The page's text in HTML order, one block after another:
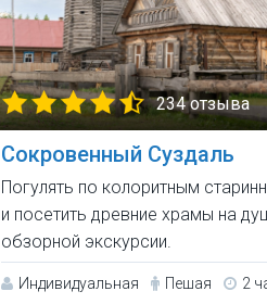
234 отзыва
Сокровенный Суздаль
Погулять по колоритным
и посетить древние храмы на
обзорной экскурсии.
Индивидуальная Пешая 2